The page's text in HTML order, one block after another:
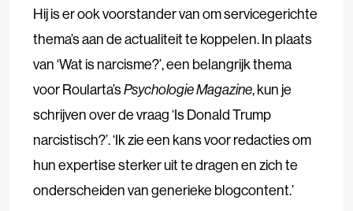
Hij is er ook voorstander van om servicegerichte
thema’s aan de actualiteit te koppelen. In plaats
van ‘Wat is narcisme?’, een belangrijk thema
voor Roularta’sPsychologie Magazine, kun je
schrijven over de vraag ‘Is Donald Trump
narcistisch?’. ‘Ik zie een kans voor redacties om
hun expertise sterker uit te dragen en zich te
onderscheiden van generieke blogcontent.’